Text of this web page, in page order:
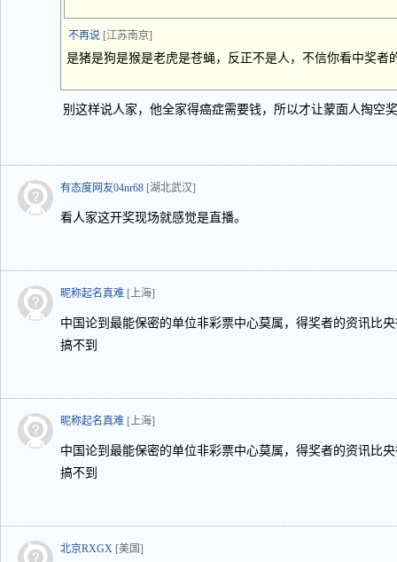
不再说 [江苏南京]
是猪是狗是猴是老虎是苍蝇，反正不是人，不信你看中奖者
别这样说人家，他全家得癌症需要钱，所以才让蒙面人掏空
有态度网友04nr68 [湖北武汉]
看人家这开奖现场就感觉是直播。
昵称起名真难 [上海]
中国论到最能保密的单位非彩票中心莫属，得奖者的资讯比
搞不到
昵称起名真难 [上海]
中国论到最能保密的单位非彩票中心莫属，得奖者的资讯比
搞不到
北京RXGX [美国]